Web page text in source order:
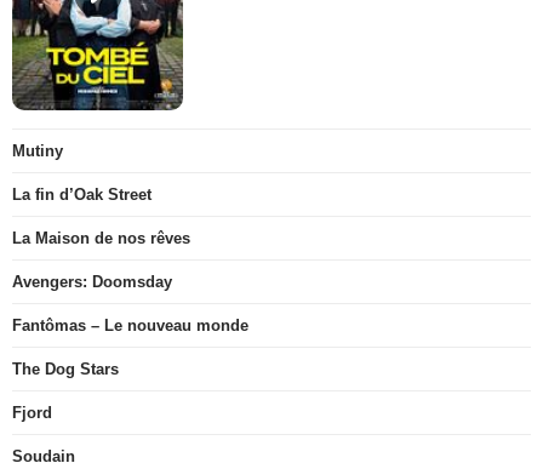
Mutiny
La fin d’Oak Street
La Maison de nos rêves
Avengers: Doomsday
Fantômas – Le nouveau monde
The Dog Stars
Fjord
Soudain